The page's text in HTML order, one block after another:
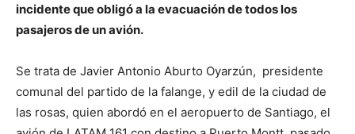
incidente que obligó a la evacuación de todos los
pasajeros de un avión.
Se trata de Javier Antonio Aburto Oyarzún, presidente
comunal del partido de la falange, y edil de la ciudad de
las rosas, quien abordó en el aeropuerto de Santiago, el